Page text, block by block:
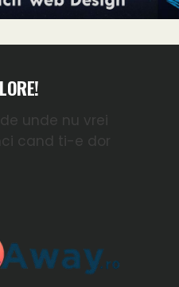
unde nu vrei
cand ti-e dor